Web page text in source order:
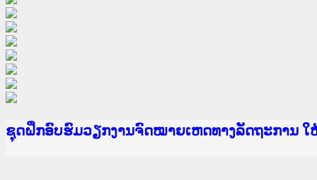
Ministry of Justice Lao PDR
ເຜີຍແຜ່ວັບໄຊຈົດໝາຍເຫດທາງລັດຖະການ ແລະ ແອັ
ກະຊວງຍຸຕິທຳ
ຊຸດຝຶກອົບຮົມວຽກງານຈົດໝາຍເຫດທາງລັດຖະການ
ກອງປະຊຸມທົບທວນຄືນການຈັດຕັ້ງປະຕິບັດວຽກງານຈົ
ຝຶກອົບຮົມ ຜູ່ປະສານງານວຽກງານຈົດໝາຍເຫດທາງລັ
ຝຶກອົບຮົມ ຜູ່ປະສານງານວຽກງານຈົດໝາຍເຫດທາງລັ
ເຜີຍແຜ່ແອັບກົດໝາຍລາວ ແລະ ເວັບໄຊຈົດໝາຍເຫດ
ເຜີຍແຜ່ແອັບກົດໝາຍລາວ ແລະ ເວັບໄຊຈົດໝາຍເຫດ
ຍົກລະດັບວຽກງານຈົດໝາຍເຫດທາງລັດຖະການໃຫ້ຜູ້
ຊຸດຝຶກອົບຮົມວຽກງານຈົດໝາຍເຫດທາງລັດຖະການ ໃ